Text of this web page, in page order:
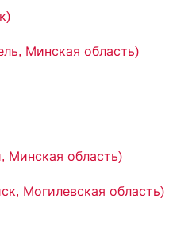
Минская область)
Минская область)
Могилевская область)